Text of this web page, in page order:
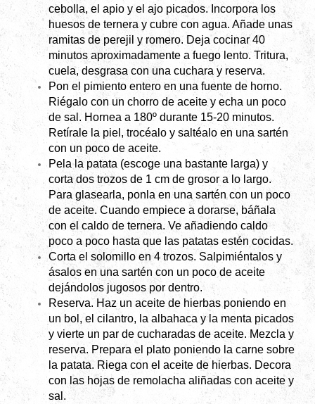
cebolla, el apio y el ajo picados. Incorpora los
huesos de ternera y cubre con agua. Añade unas
ramitas de perejil y romero. Deja cocinar 40
minutos aproximadamente a fuego lento. Tritura,
cuela, desgrasa con una cuchara y reserva.
Pon el pimiento entero en una fuente de horno.
Riégalo con un chorro de aceite y echa un poco
de sal. Hornea a 180º durante 15-20 minutos.
Retírale la piel, trocéalo y saltéalo en una sartén
con un poco de aceite.
Pela la patata (escoge una bastante larga) y
corta dos trozos de 1 cm de grosor a lo largo.
Para glasearla, ponla en una sartén con un poco
de aceite. Cuando empiece a dorarse, báñala
con el caldo de ternera. Ve añadiendo caldo
poco a poco hasta que las patatas estén cocidas.
Corta el solomillo en 4 trozos. Salpimiéntalos y
ásalos en una sartén con un poco de aceite
dejándolos jugosos por dentro.
Reserva. Haz un aceite de hierbas poniendo en
un bol, el cilantro, la albahaca y la menta picados
y vierte un par de cucharadas de aceite. Mezcla y
reserva. Prepara el plato poniendo la carne sobre
la patata. Riega con el aceite de hierbas. Decora
con las hojas de remolacha aliñadas con aceite y
sal.